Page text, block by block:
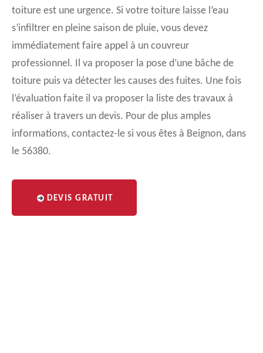
toiture est une urgence. Si votre toiture laisse l’eau
s’infiltrer en pleine saison de pluie, vous devez
immédiatement faire appel à un couvreur
professionnel. Il va proposer la pose d’une bâche de
toiture puis va détecter les causes des fuites. Une fois
l’évaluation faite il va proposer la liste des travaux à
réaliser à travers un devis. Pour de plus amples
informations, contactez-le si vous êtes à Beignon, dans
le 56380.
DEVIS GRATUIT